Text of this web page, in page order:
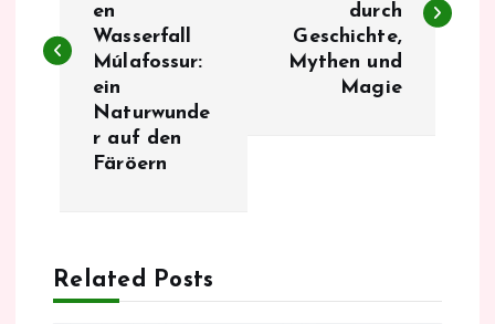
t
s
en
Wasserfall
Múlafossur:
ein
Naturwunde
r auf den
Färöern
durch
Geschichte,
Mythen und
Magie
Related Posts